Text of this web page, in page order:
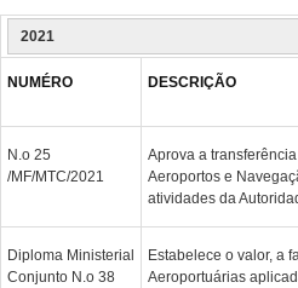
2021
NUMÉRO DESCRIÇÃO
N.o 25
/MF/MTC/2021
Aprova a
Aeroportos e
atividades da
Diploma Ministerial
Conjunto N.o 38
Estabelece o valor, a
Aeroportuárias